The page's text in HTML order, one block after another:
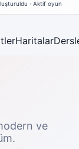
· Aktif oyun
Haritalar
ve